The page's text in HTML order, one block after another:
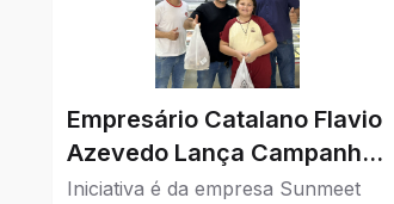
Empresário Catalano Flavio
Azevedo Lança Campanha
de Cashback para
Iniciativa é da empresa Sunmeet